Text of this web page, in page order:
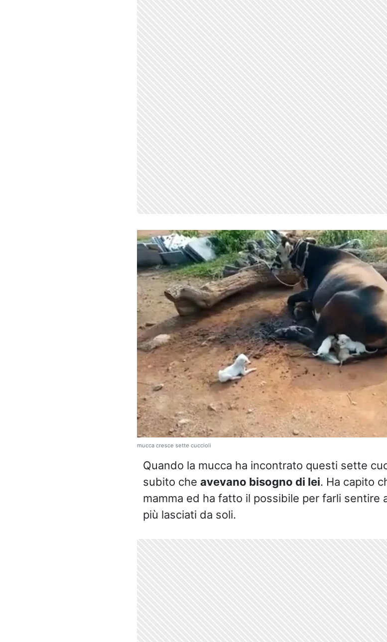
mucca cresce sette cuccioli
Quando la mucca ha incontrato questi sette
subito che avevano bisogno di lei. Ha capito
mamma ed ha fatto il possibile per farli sentire
più lasciati da soli.